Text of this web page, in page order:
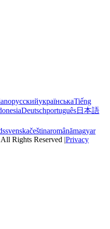
русскийукраїнськаTiếng
Deutschportuguês日本語
svenskačeštinaromânămagyar
Rights Reserved |Privacy